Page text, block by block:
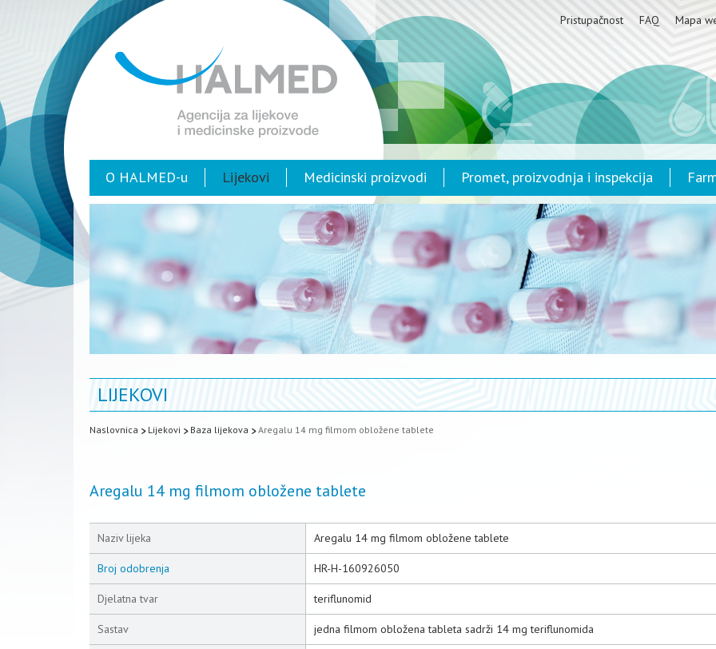
Pristupačnost FAQ Mapa
O HALMED-u Lijekovi Medicinski proizvodi Promet, proizvodnja i inspekcija
LIJEKOVI
Naslovnica Lijekovi Baza lijekova Aregalu 14 mg filmom obložene tablete
Aregalu 14 mg filmom obložene tablete
Naziv lijeka Aregalu 14 mg filmom obložene tablete
Broj odobrenja HR-H-160926050
Djelatna tvar teriflunomid
Sastav jedna filmom obložena tableta sadrži 14 mg teriflunomida